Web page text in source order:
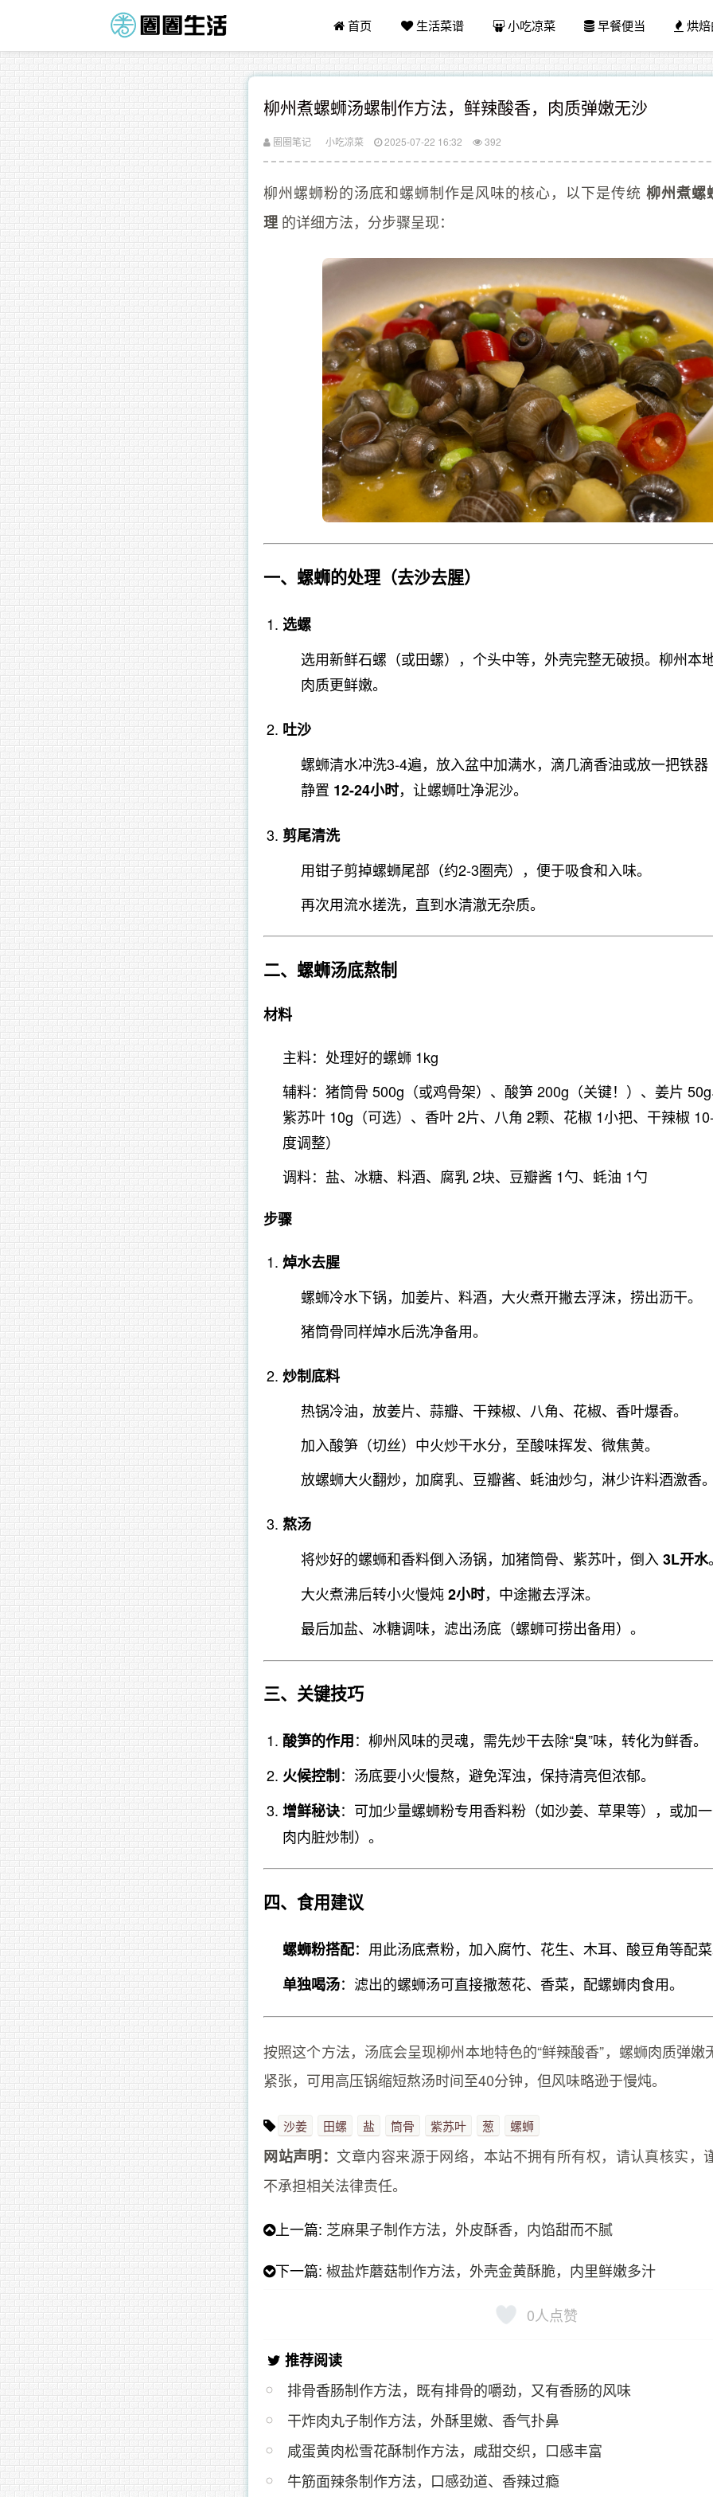
首页 生活菜谱 小吃凉菜 早餐便当 烘
柳州煮螺蛳汤螺制作方法，鲜辣酸香，肉质弹嫩无沙
圈圈笔记 小吃凉菜 2025-07-22 16:32 392
柳州螺蛳粉的汤底和螺蛳制作是风味的核心，以下是传统 柳州煮螺
理的详细方法，分步骤呈现：
一、螺蛳的处理（去沙去腥）
选螺
选用新鲜石螺（或田螺），个头中等，外壳完整无破损。柳州本
肉质更鲜嫩。
吐沙
螺蛳清水冲洗3-4遍，放入盆中加满水，滴几滴香油或放一把铁
静置 12-24小时，让螺蛳吐净泥沙。
剪尾清洗
用钳子剪掉螺蛳尾部（约2-3圈壳），便于吸食和入味。
再次用流水搓洗，直到水清澈无杂质。
二、螺蛳汤底熬制
材料
主料：处理好的螺蛳 1kg
辅料：猪筒骨 500g（或鸡骨架）、酸笋 200g（关键！）、姜片
紫苏叶 10g（可选）、香叶 2片、八角 2颗、花椒 1小把、干辣椒
度调整）
调料：盐、冰糖、料酒、腐乳 2块、豆瓣酱 1勺、蚝油 1勺
步骤
焯水去腥
螺蛳冷水下锅，加姜片、料酒，大火煮开撇去浮沫，捞出沥干。
猪筒骨同样焯水后洗净备用。
炒制底料
热锅冷油，放姜片、蒜瓣、干辣椒、八角、花椒、香叶爆香。
加入酸笋（切丝）中火炒干水分，至酸味挥发、微焦黄。
放螺蛳大火翻炒，加腐乳、豆瓣酱、蚝油炒匀，淋少许料酒激香
熬汤
将炒好的螺蛳和香料倒入汤锅，加猪筒骨、紫苏叶，倒入 3L开水
大火煮沸后转小火慢炖2小时，中途撇去浮沫。
最后加盐、冰糖调味，滤出汤底（螺蛳可捞出备用）。
三、关键技巧
酸笋的作用：柳州风味的灵魂，需先炒干去除“臭”味，转化为鲜香。
火候控制：汤底要小火慢熬，避免浑浊，保持清亮但浓郁。
增鲜秘诀：可加少量螺蛳粉专用香料粉（如沙姜、草果等），或加
肉内脏炒制）。
四、食用建议
螺蛳粉搭配：用此汤底煮粉，加入腐竹、花生、木耳、酸豆角等配
单独喝汤：滤出的螺蛳汤可直接撒葱花、香菜，配螺蛳肉食用。
按照这个方法，汤底会呈现柳州本地特色的“鲜辣酸香”，螺蛳肉质弹嫩
紧张，可用高压锅缩短熬汤时间至40分钟，但风味略逊于慢炖。
沙姜 田螺 盐 筒骨 紫苏叶 葱 螺蛳
网站声明： 文章内容来源于网络，本站不拥有所有权，请认真核实，
不承担相关法律责任。
上一篇: 芝麻果子制作方法，外皮酥香，内馅甜而不腻
下一篇:椒盐炸蘑菇制作方法，外壳金黄酥脆，内里鲜嫩多汁
0人点赞
推荐阅读
排骨香肠制作方法，既有排骨的嚼劲，又有香肠的风味
干炸肉丸子制作方法，外酥里嫩、香气扑鼻
咸蛋黄肉松雪花酥制作方法，咸甜交织，口感丰富
牛筋面辣条制作方法，口感劲道、香辣过瘾